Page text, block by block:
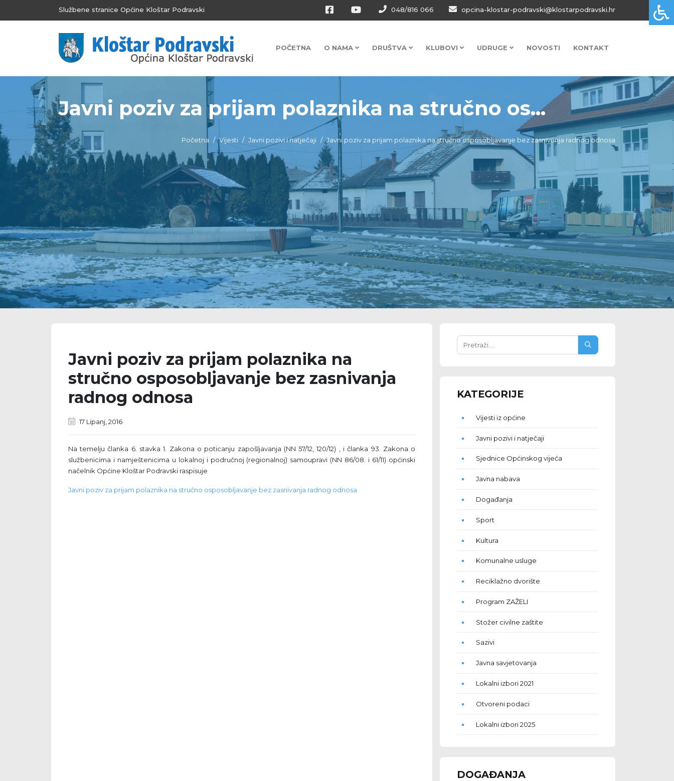
Službene stranice Općine Kloštar Podravski 048/816 066 opcina-klostar-podravski@klostarpodravski.hr
POČETNA O NAMA DRUŠTVA KLUBOVI UDRUGE NOVOSTI KONTAKT
Javni poziv za prijam polaznika na stručno os...
Početna Vijesti Javni pozivi i natječaji Javni poziv za prijam polaznika na stručno osposobljavanje bez zasnivanja radnog odnosa
Javni poziv za prijam polaznika na
stručno osposobljavanje bez zasnivanja
radnog odnosa
17 Lipanj, 2016
Na temelju članka 6. stavka 1. Zakona o poticanju zapošljavanja (NN 57/12, 120/12) , i članka 93. Zakona o
službenicima i namještenicima u lokalnoj i područnoj (regionalnoj) samoupravi (NN 86/08. i 61/11) općinski
načelnik Općine Kloštar Podravski raspisuje
Javni poziv za prijam polaznika na stručno osposobljavanje bez zasnivanja radnog odnosa
KATEGORIJE
Vijesti iz općine
Javni pozivi i natječaji
Sjednice Općinskog vijeća
Javna nabava
Događanja
Sport
Kultura
Komunalne usluge
Reciklažno dvorište
Program ZAŽELI
Stožer civilne zaštite
Sazivi
Javna savjetovanja
Lokalni izbori 2021
Otvoreni podaci
Lokalni izbori 2025
DOGAĐANJA